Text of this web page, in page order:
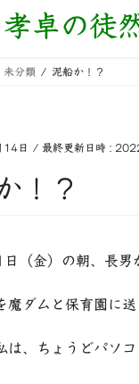
卓の徒
未分類 泥船か！？
14日 / 最終更新日時 :
！？
（金）の朝、長男
魔ダムと保育園に
、ちょうどパソコ